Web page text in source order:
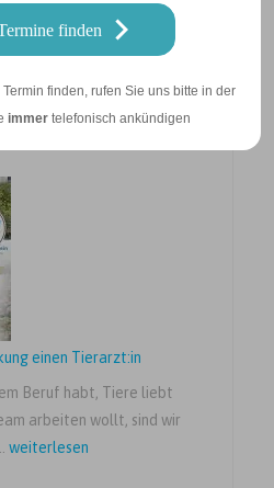
finden
finden, rufen Sie uns bitte in der
immertelefonisch ankündigen
den 09.05.2026 Notdienst
Liebling von 8 Uhr – 18
einen Tierarzt:in
Beruf habt, Tiere liebt
arbeiten wollt, sind wir
Wir
weiterlesen